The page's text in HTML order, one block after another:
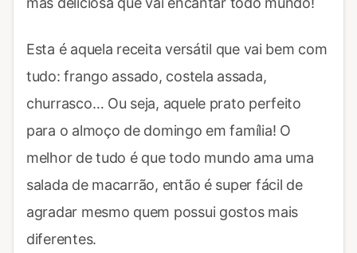
Esta é aquela receita versátil que vai bem com
tudo: frango assado, costela assada,
churrasco… Ou seja, aquele prato perfeito
para o almoço de domingo em família! O
melhor de tudo é que todo mundo ama uma
salada de macarrão, então é super fácil de
agradar mesmo quem possui gostos mais
diferentes.